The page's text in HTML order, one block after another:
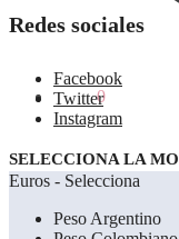
0.00€ 0
Redes sociales
Facebook
Twitter
Instagram
SELECCIONA LA
Euros - Selecciona
Peso Argentino